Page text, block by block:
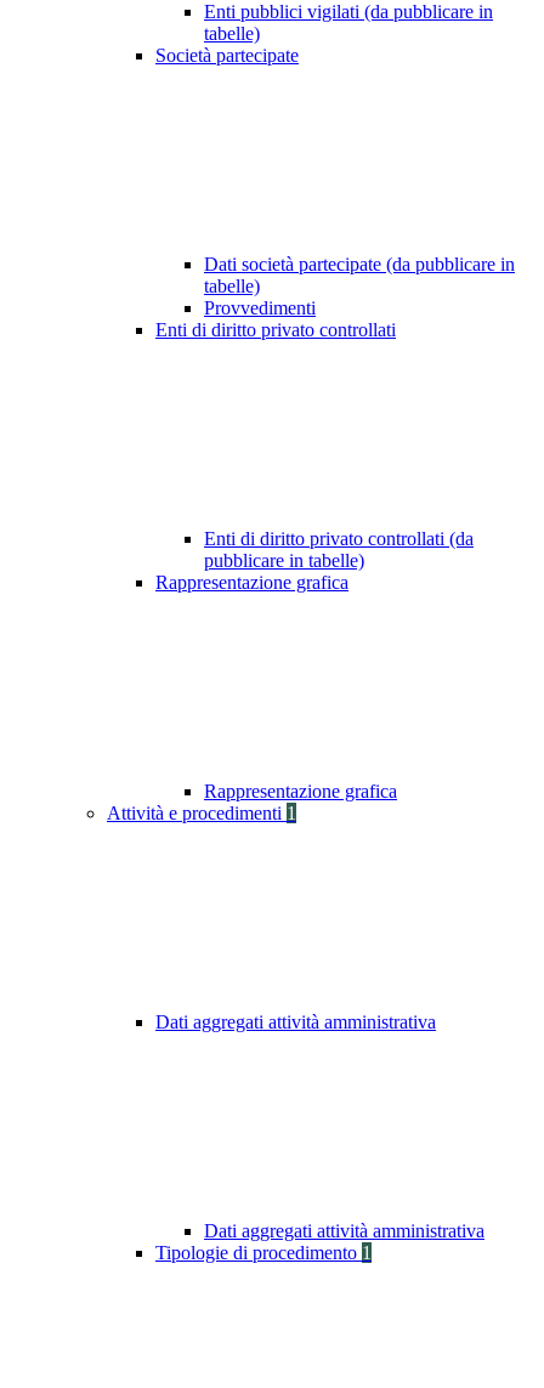
Enti pubblici vigilati (da pubblicare in
tabelle)
Società partecipate
Dati società partecipate (da pubblicare in
tabelle)
Provvedimenti
Enti di diritto privato controllati
Enti di diritto privato controllati (da
pubblicare in tabelle)
Rappresentazione grafica
Rappresentazione grafica
Attività e procedimenti 1
Dati aggregati attività amministrativa
Dati aggregati attività amministrativa
Tipologie di procedimento 1